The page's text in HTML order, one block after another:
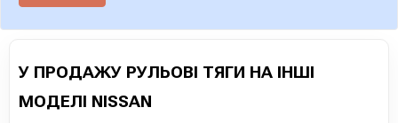
У ПРОДАЖУ РУЛЬОВІ ТЯГИ НА ІНШІ
МОДЕЛІ NISSAN